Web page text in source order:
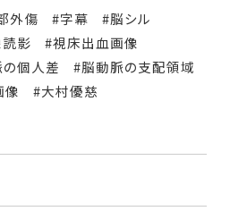
外傷 #字幕
#脳シル
影
#視床出血画像
個人差
#脳動脈の支配領域
像 #大村優慈